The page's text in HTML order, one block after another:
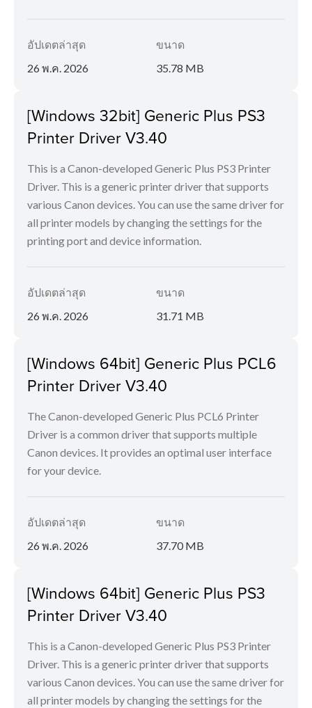
อัปเดตล่าสุด
26 พ.ค. 2026
ขนาด
35.78 MB
[Windows 32bit] Generic Plus PS3
Printer Driver V3.40
This is a Canon-developed Generic Plus PS3 Printer
Driver. This is a generic printer driver that supports
various Canon devices. You can use the same driver for
all printer models by changing the settings for the
printing port and device information.
อัปเดตล่าสุด
26 พ.ค. 2026
ขนาด
31.71 MB
[Windows 64bit] Generic Plus PCL6
Printer Driver V3.40
The Canon-developed Generic Plus PCL6 Printer
Driver is a common driver that supports multiple
Canon devices. It provides an optimal user interface
for your device.
อัปเดตล่าสุด
26 พ.ค. 2026
ขนาด
37.70 MB
[Windows 64bit] Generic Plus PS3
Printer Driver V3.40
This is a Canon-developed Generic Plus PS3 Printer
Driver. This is a generic printer driver that supports
various Canon devices. You can use the same driver for
all printer models by changing the settings for the